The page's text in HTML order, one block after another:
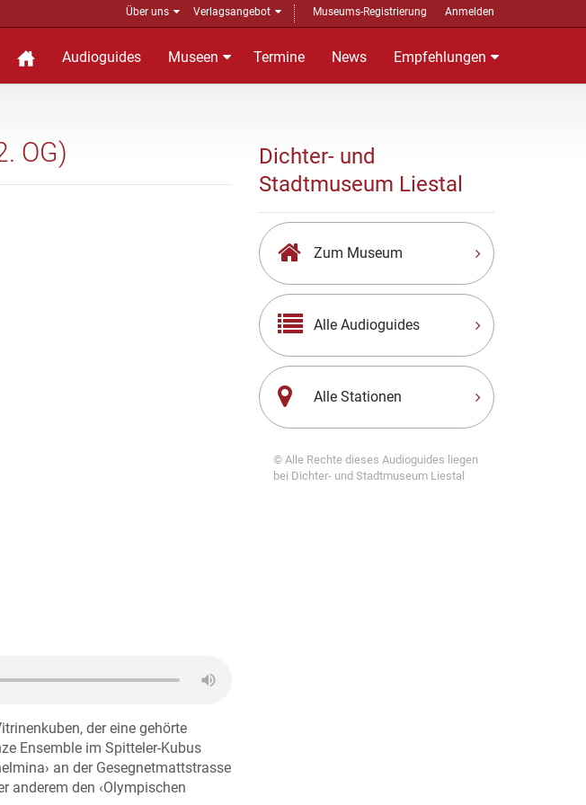
Über uns Verlagsangebot Museums-Registrierung Anmelden
Audioguides Museen Termine News Empfehlungen
OG)
der eine gehörte
Ensemble im Spitteler-Kubus
an der Gesegnetmattstrasse
anderem den ‹Olympischen
Dichter- und
Stadtmuseum Liestal
Zum Museum
Alle Audioguides
Alle Stationen
© Alle Rechte dieses Audioguides liegen
bei Dichter- und Stadtmuseum Liestal